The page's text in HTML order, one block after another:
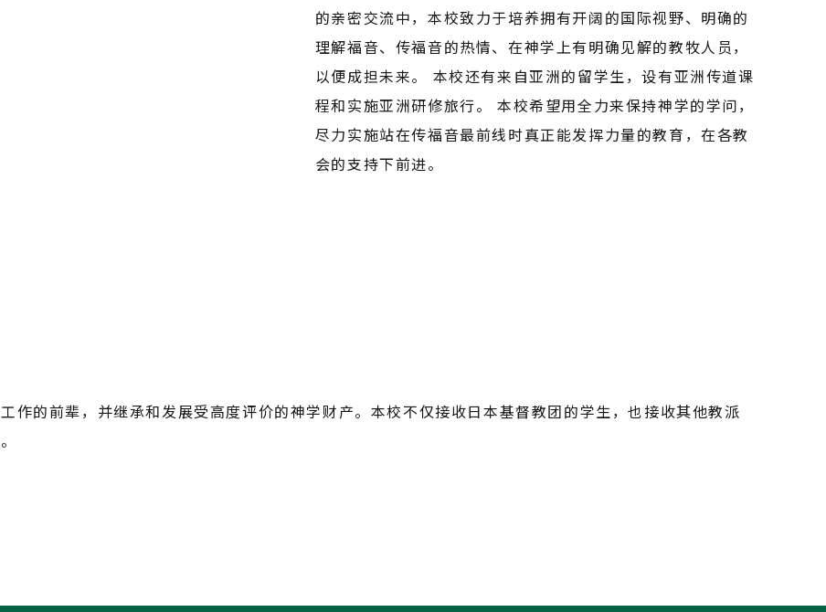
的亲密交流中，本校致力于培养拥有开阔的国际视野、明确的
理解福音、传福音的热情、在神学上有明确见解的教牧人员，
以便成担未来。 本校还有来自亚洲的留学生，设有亚洲传道课
程和实施亚洲研修旅行。 本校希望用全力来保持神学的学问，
尽力实施站在传福音最前线时真正能发挥力量的教育，在各教
会的支持下前进。
作的前辈，并继承和发展受高度评价的神学财产。本校不仅接收日本基督教团的学生，也接收其他教派